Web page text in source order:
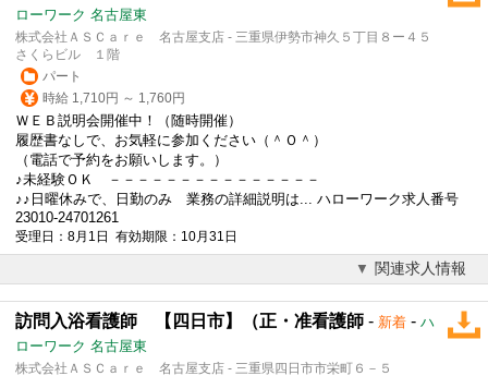
ローワーク 名古屋東
株式会社ＡＳＣａｒｅ 名古屋支店 - 三重県伊勢市神久５丁目８ー４５
さくらビル １階
パート
時給 1,710円 ～ 1,760円
ＷＥＢ説明会開催中！（随時開催）
履歴書なしで、お気軽に参加ください（＾Ｏ＾）
（電話で予約をお願いします。）
♪未経験ＯＫ －－－－－－－－－－－－－－－
♪♪日曜休みで、日勤のみ 業務の詳細説明は... ハローワーク求人番号
23010-24701261
受理日：8月1日 有効期限：10月31日
関連求人情報
訪問入浴看護師 【四日市】（正・准看護師 - 新着 - ハ
ローワーク 名古屋東
株式会社ＡＳＣａｒｅ 名古屋支店 - 三重県四日市市栄町６－５